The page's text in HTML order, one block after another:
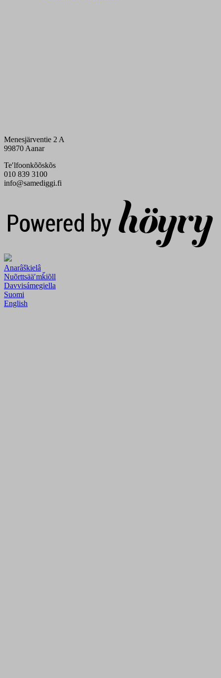
Menesjärventie 2 A
99870 Aanar
Teʹlfoonkõõskõs
010 839 3100
info@samediggi.fi
Anarâškielâ
Nuõrttsääʹmǩiõll
Davvisámegiella
Suomi
English